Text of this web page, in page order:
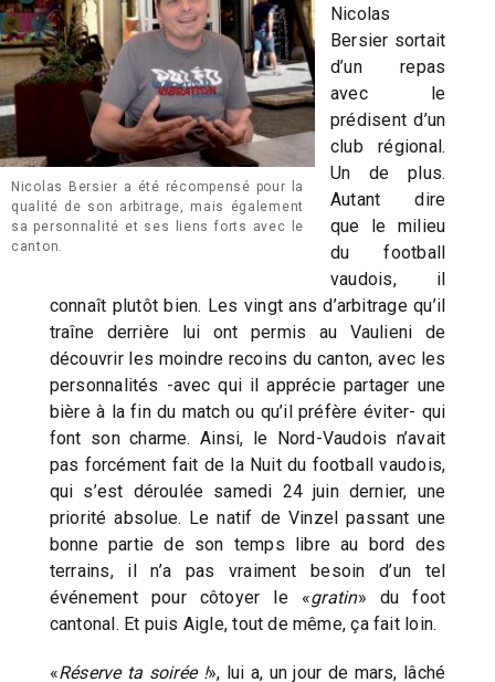
Nicolas Bersier a été récompensé pour la
qualité de son arbitrage, mais également
sa personnalité et ses liens forts avec le
canton.
Nicolas
Bersier sortait
d’un repas
avec le
prédisent d’un
club régional.
Un de plus.
Autant dire
que le milieu
du football
vaudois, il
connaît plutôt bien. Les vingt ans d’arbitrage qu’il
traîne derrière lui ont permis au Vaulieni de
découvrir les moindre recoins du canton, avec les
personnalités -avec qui il apprécie partager une
bière à la fin du match ou qu’il préfère éviter- qui
font son charme. Ainsi, le Nord-Vaudois n’avait
pas forcément fait de la Nuit du football vaudois,
qui s’est déroulée samedi 24 juin dernier, une
priorité absolue. Le natif de Vinzel passant une
bonne partie de son temps libre au bord des
terrains, il n’a pas vraiment besoin d’un tel
événement pour côtoyer le «gratin» du foot
cantonal. Et puis Aigle, tout de même, ça fait loin.
«Réserve ta soirée !», lui a, un jour de mars, lâché